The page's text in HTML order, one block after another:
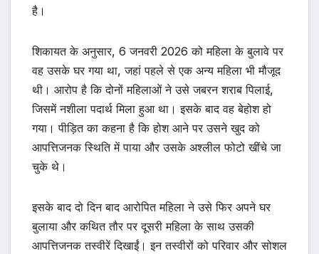
है।
शिकायत के अनुसार, 6 जनवरी 2026 को महिला के बुलावे पर
वह उसके घर गया था, जहां पहले से एक अन्य महिला भी मौजूद
थी। आरोप है कि दोनों महिलाओं ने उसे जबरन शराब पिलाई,
जिसमें नशीला पदार्थ मिला हुआ था। इसके बाद वह बेहोश हो
गया। पीड़ित का कहना है कि होश आने पर उसने खुद को
आपत्तिजनक स्थिति में पाया और उसके अश्लील फोटो खींचे जा
चुके थे।
इसके बाद दो दिन बाद आरोपित महिला ने उसे फिर अपने घर
बुलाया और कथित तौर पर दूसरी महिला के साथ उसकी
आपत्तिजनक तस्वीरें दिखाईं। इन तस्वीरों को परिवार और सोशल